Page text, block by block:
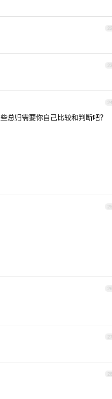
22
23
24
总归需要你自己比较和判断吧？
25
26
27
28